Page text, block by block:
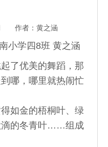
作者：黄之涵
小学四8班 黄之涵
了优美的舞蹈，那
哪，哪里就热闹忙
如金的梧桐叶、绿
滴的冬青叶……组成